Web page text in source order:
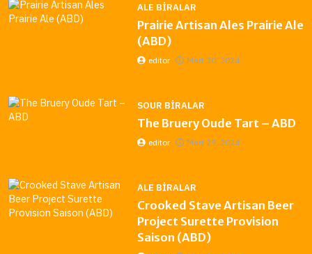
ALE BIRALAR
Prairie Artisan Ales Prairie Ale
(ABD)
editor Mart 30, 2024
SOUR BIRALAR
The Bruery Oude Tart – ABD
editor Mart 29, 2024
ALE BIRALAR
Crooked Stave Artisan Beer
Project Surette Provision
Saison (ABD)